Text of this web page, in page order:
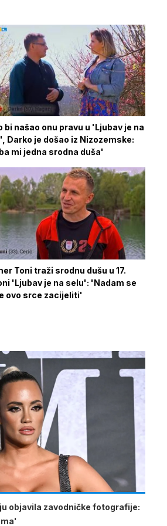
bi našao onu pravu u 'Ljubav je na
Darko je došao iz Nizozemske:
mi jedna srodna duša'
Toni traži srodnu dušu u 17.
'Ljubav je na selu': 'Nadam se
ovo srce zacijeliti'
objavila zavodničke fotografije: